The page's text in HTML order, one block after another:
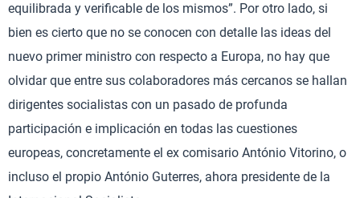
equilibrada y verificable de los mismos”. Por otro lado, si
bien es cierto que no se conocen con detalle las ideas del
nuevo primer ministro con respecto a Europa, no hay que
olvidar que entre sus colaboradores más cercanos se hallan
dirigentes socialistas con un pasado de profunda
participación e implicación en todas las cuestiones
europeas, concretamente el ex comisario António Vitorino, o
incluso el propio António Guterres, ahora presidente de la